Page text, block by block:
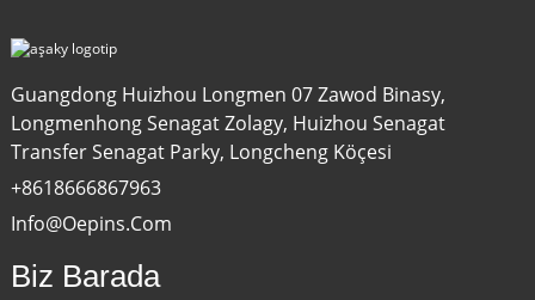
Guangdong Huizhou Longmen 07 Zawod Binasy,
Longmenhong Senagat Zolagy, Huizhou Senagat
Transfer Senagat Parky, Longcheng Köçesi
+8618666867963
Info@oepins.com
Biz Barada